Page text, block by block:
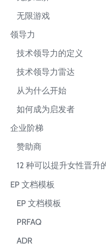
无限游戏
领导力
技术领导力的定义
技术领导力雷达
从为什么开始
如何成为启发者
企业阶梯
赞助商
12 种可以提升女性晋升
EP 文档模板
EP 文档模板
PRFAQ
ADR